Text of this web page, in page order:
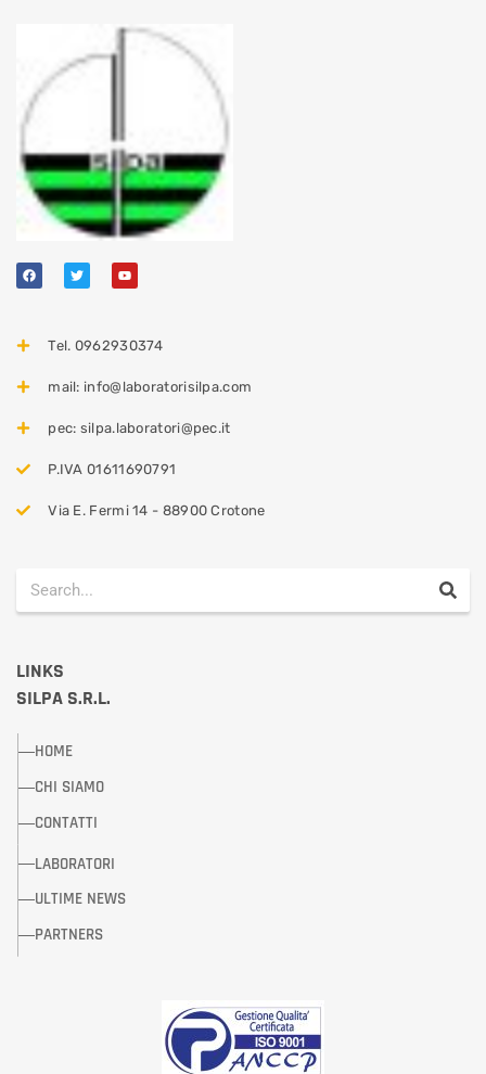
Tel. 0962930374
mail: info@laboratorisilpa.com
pec: silpa.laboratori@pec.it
P.IVA 01611690791
Via E. Fermi 14 - 88900 Crotone
LINKS
SILPA S.R.L.
HOME
CHI SIAMO
CONTATTI
LABORATORI
ULTIME NEWS
PARTNERS